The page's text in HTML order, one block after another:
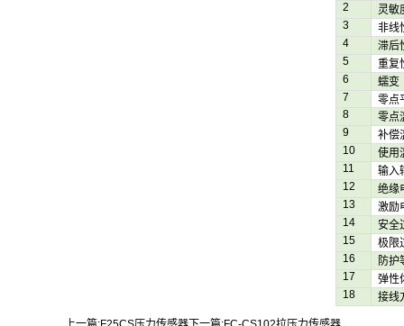
2
灵敏
3
非线
4
滞后
5
重复
6
蠕变
7
零点
8
零点
9
补偿
10
使用
11
输入
12
绝缘
13
激励
14
安全
15
极限
16
防护
17
弹性
18
接线